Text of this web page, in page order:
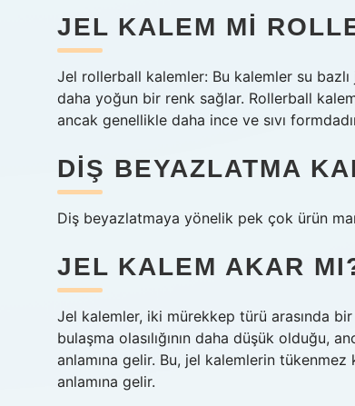
JEL KALEM MI
Jel rollerball kalemler: Bu kalemler su
daha yoğun bir renk sağlar. Rollerball
ancak genellikle daha ince ve sıvı
DIŞ BEYAZLATMA
Diş beyazlatmaya yönelik pek çok ürün
JEL KALEM AKAR
Jel kalemler, iki mürekkep türü arasında
bulaşma olasılığının daha düşük olduğu,
anlamına gelir. Bu, jel kalemlerin
anlamına gelir.